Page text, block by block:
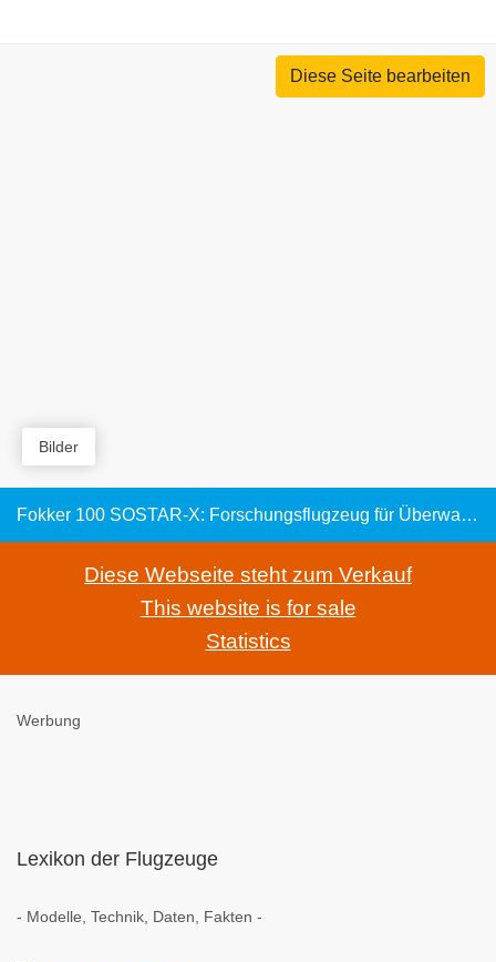
Diese Seite bearbeiten
Bilder
Fokker 100 SOSTAR-X: Forschungsflugzeug für Überwachungs- und Zielsuch-Radar
Diese Webseite steht zum Verkauf
This website is for sale
Statistics
Werbung
Lexikon der Flugzeuge
- Modelle, Technik, Daten, Fakten -